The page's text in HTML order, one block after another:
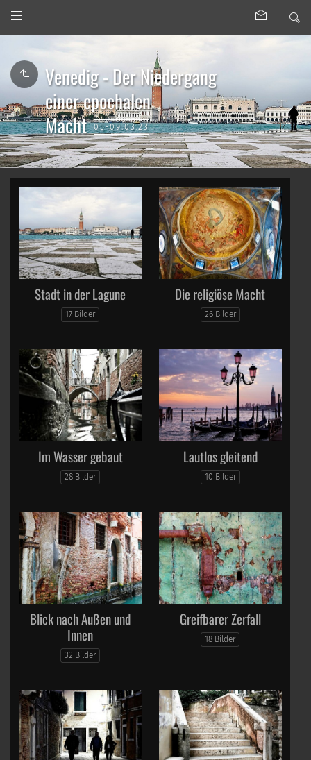
Venedig - Der Niedergang
einer epochalen
Macht
05-09.03.23
Stadt in der Lagune
17 Bilder
Die religiöse Macht
26 Bilder
Im Wasser gebaut
28 Bilder
Lautlos gleitend
10 Bilder
Blick nach Außen und
Innen
32 Bilder
Greifbarer Zerfall
18 Bilder